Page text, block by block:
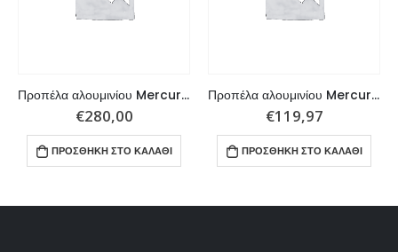
Προπέλα αλουμινίου Mercury, Mariner Outboard, Mercruiser Stern Drive, Honda 135 – HP 3×14,3×21 R
€280,00
ΠΡΟΣΘΉΚΗ ΣΤΟ ΚΑΛΆΘΙ
Προπέλα αλουμινίου Mercury, Mariner Outboard, 6-15 HP 3×9,25×10 R
€119,97
ΠΡΟΣΘΉΚΗ ΣΤΟ ΚΑΛΆΘΙ